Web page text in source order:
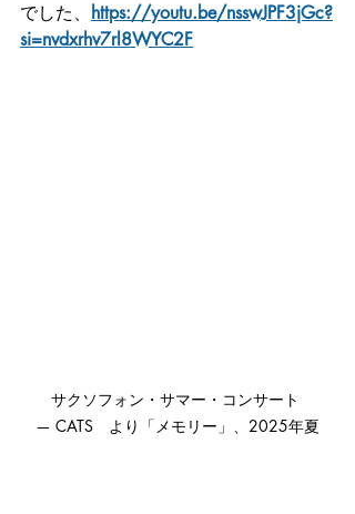
でした、
https://youtu.be/nsswJPF3jGc?
si=nvdxrhv7rl8WYC2F
サクソフォン・サマー・コンサート
— CATS　より「メモリー」、2025年夏